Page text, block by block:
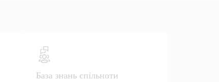
База знань спільноти